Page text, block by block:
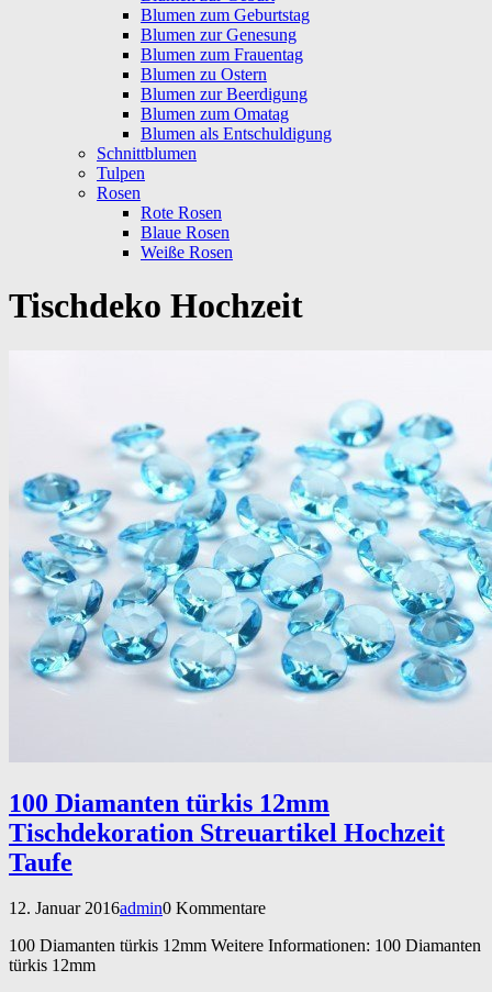
Blumen zum Geburtstag
Blumen zur Genesung
Blumen zum Frauentag
Blumen zu Ostern
Blumen zur Beerdigung
Blumen zum Omatag
Blumen als Entschuldigung
Schnittblumen
Tulpen
Rosen
Rote Rosen
Blaue Rosen
Weiße Rosen
Tischdeko Hochzeit
100 Diamanten türkis 12mm
Tischdekoration Streuartikel Hochzeit
Taufe
12. Januar 2016admin0 Kommentare
100 Diamanten türkis 12mm Weitere Informationen: 100 Diamanten
türkis 12mm